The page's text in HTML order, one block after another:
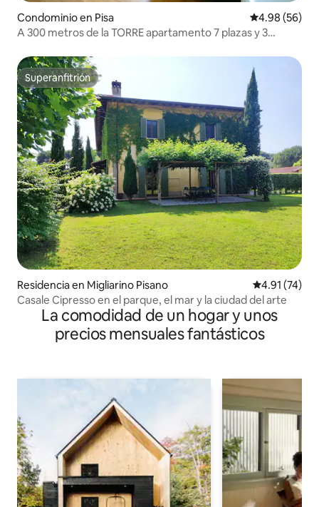
Condominio en Pisa Calificación
4.98 (56)
A 300 metros de la TORRE apartamento 7 plazas y 3
Superanfitrión
Superanfitrión
Residencia en Migliarino Pisano Calificación
4.91 (74)
Casale Cipresso en el parque, el mar y la ciudad del arte
La comodidad de un hogar y unos
precios mensuales fantásticos